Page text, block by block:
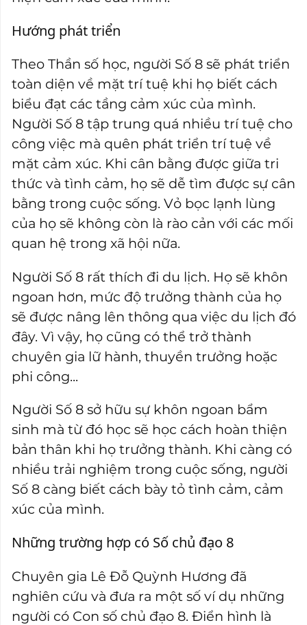
Hướng phát triển
Theo Thần số học, người Số 8 sẽ phát triển
toàn diện về mặt trí tuệ khi họ biết cách
biểu đạt các tầng cảm xúc của mình.
Người Số 8 tập trung quá nhiều trí tuệ cho
công việc mà quên phát triển trí tuệ về
mặt cảm xúc. Khi cân bằng được giữa tri
thức và tình cảm, họ sẽ dễ tìm được sự cân
bằng trong cuộc sống. Vỏ bọc lạnh lùng
của họ sẽ không còn là rào cản với các mối
quan hệ trong xã hội nữa.
Người Số 8 rất thích đi du lịch. Họ sẽ khôn
ngoan hơn, mức độ trưởng thành của họ
sẽ được nâng lên thông qua việc du lịch đó
đây. Vì vậy, họ cũng có thể trở thành
chuyên gia lữ hành, thuyền trưởng hoặc
phi công...
Người Số 8 sở hữu sự khôn ngoan bẩm
sinh mà từ đó học sẽ học cách hoàn thiện
bản thân khi họ trưởng thành. Khi càng có
nhiều trải nghiệm trong cuộc sống, người
Số 8 càng biết cách bày tỏ tình cảm, cảm
xúc của mình.
Những trường hợp có Số chủ đạo 8
Chuyên gia Lê Đỗ Quỳnh Hương đã
nghiên cứu và đưa ra một số ví dụ những
người có Con số chủ đạo 8. Điển hình là